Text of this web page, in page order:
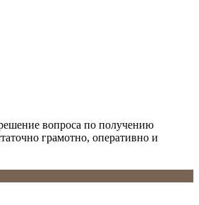
вопроса по получению
грамотно, оперативно и